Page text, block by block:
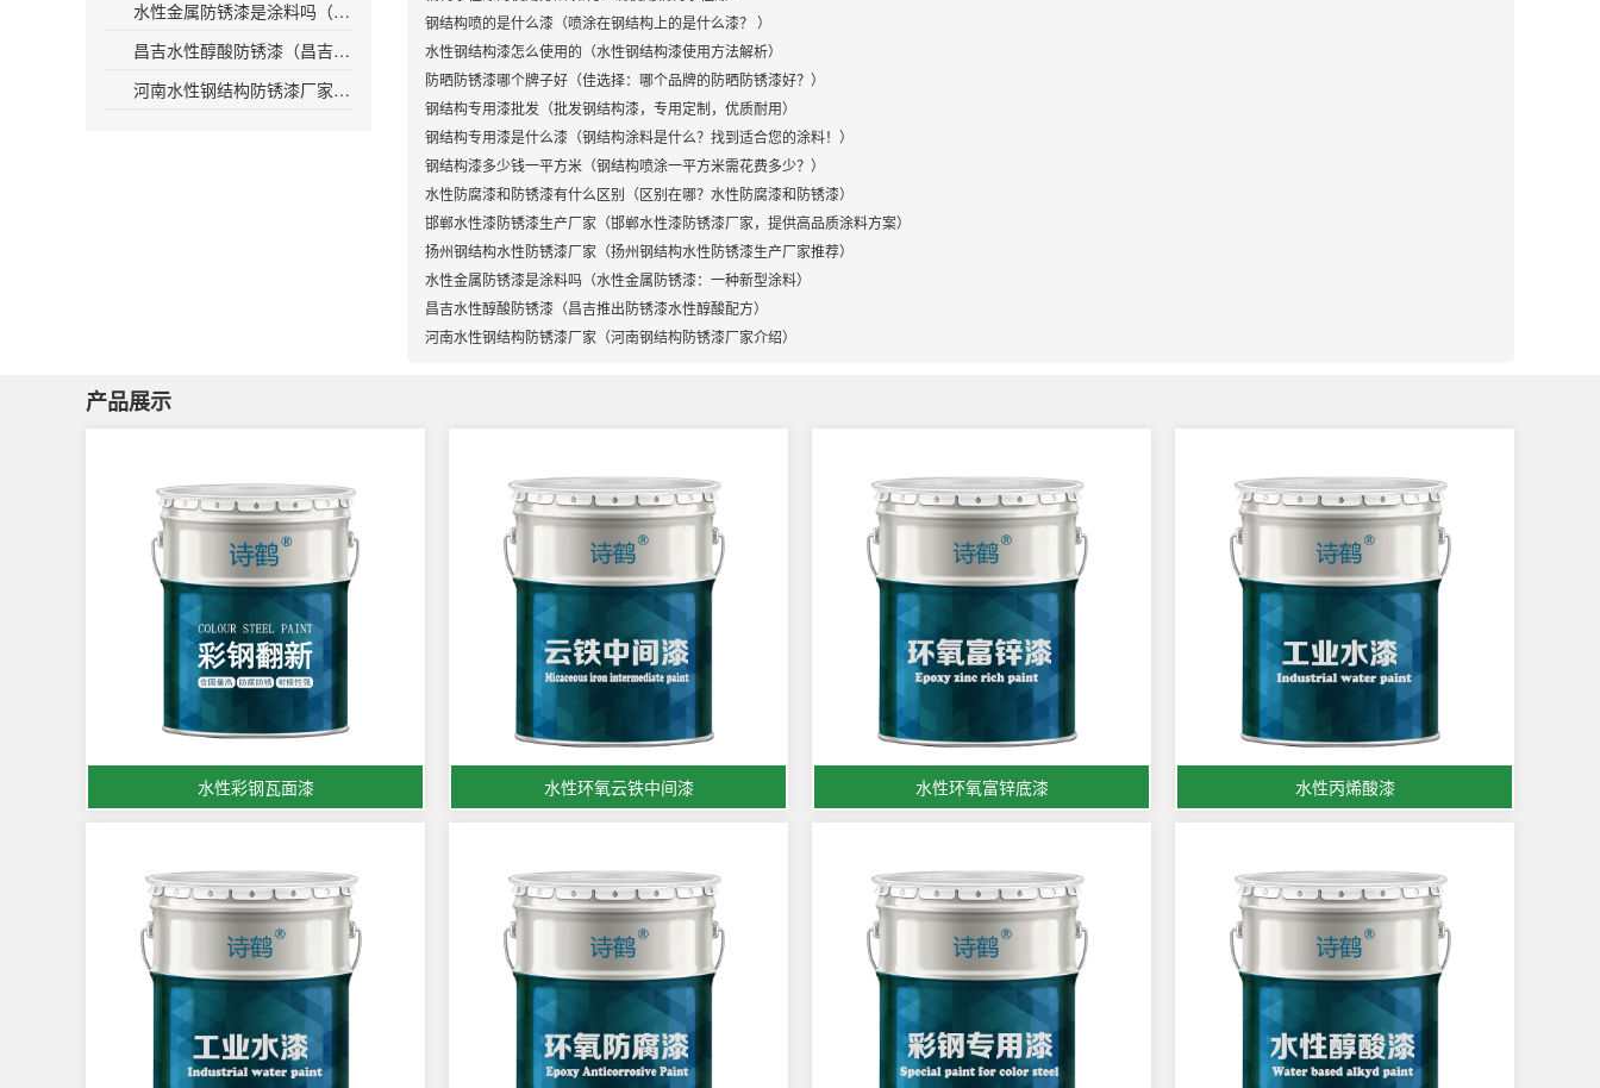
水性金属防锈漆是涂料吗（水性金属防锈漆：一种新型涂料）
昌吉水性醇酸防锈漆（昌吉推出防锈漆水性醇酸配方）
河南水性钢结构防锈漆厂家（河南钢结构防锈漆厂家介绍）
钢结构喷的是什么漆（喷涂在钢结构上的是什么漆？ ）
水性钢结构漆怎么使用的（水性钢结构漆使用方法解析）
防晒防锈漆哪个牌子好（佳选择：哪个品牌的防晒防锈漆好？）
钢结构专用漆批发（批发钢结构漆，专用定制，优质耐用）
钢结构专用漆是什么漆（钢结构涂料是什么？找到适合您的涂料！）
钢结构漆多少钱一平方米（钢结构喷涂一平方米需花费多少？）
水性防腐漆和防锈漆有什么区别（区别在哪？水性防腐漆和防锈漆）
邯郸水性漆防锈漆生产厂家（邯郸水性漆防锈漆厂家，提供高品质涂料方案）
扬州钢结构水性防锈漆厂家（扬州钢结构水性防锈漆生产厂家推荐）
水性金属防锈漆是涂料吗（水性金属防锈漆：一种新型涂料）
昌吉水性醇酸防锈漆（昌吉推出防锈漆水性醇酸配方）
河南水性钢结构防锈漆厂家（河南钢结构防锈漆厂家介绍）
产品展示
水性彩钢瓦面漆 水性环氧云铁中间漆 水性环氧富锌底漆 水性丙烯酸漆